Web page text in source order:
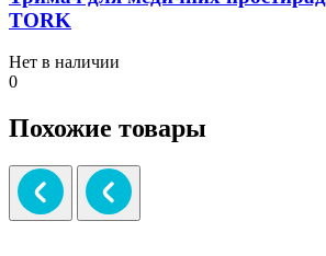
TORK
Нет в наличии
0
Похожие товары